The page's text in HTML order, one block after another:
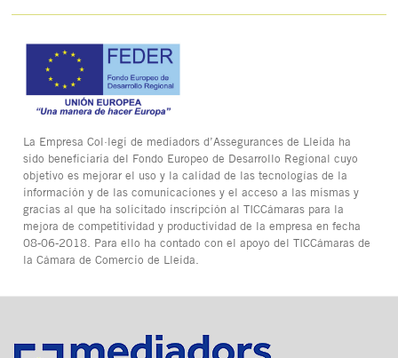
La Empresa Col·legi de mediadors d’Assegurances de Lleida ha
sido beneficiaria del Fondo Europeo de Desarrollo Regional cuyo
objetivo es mejorar el uso y la calidad de las tecnologías de la
información y de las comunicaciones y el acceso a las mismas y
gracias al que ha solicitado inscripción al TICCámaras para la
mejora de competitividad y productividad de la empresa en fecha
08-06-2018. Para ello ha contado con el apoyo del TICCámaras de
la Cámara de Comercio de Lleida.